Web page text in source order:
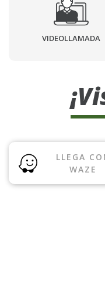
VIDEOLLAMADA
LLEGA
WAZE